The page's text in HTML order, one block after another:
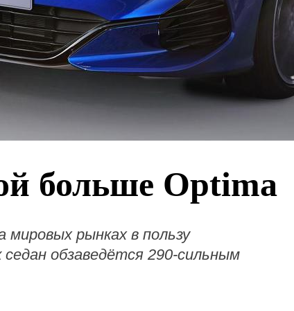
больше Optima
рынках в пользу
седан обзаведётся 290-сильным